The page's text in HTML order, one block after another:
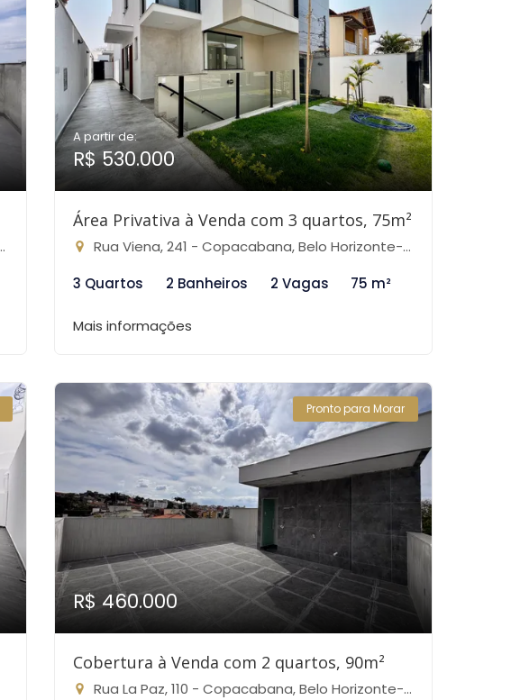
A partir de:
R$ 530.000
Área Privativa à Venda com 3 quartos, 75m²
Rua Viena, 241 - Copacabana, Belo Horizonte-MG
3 Quartos
2 Banheiros 2 Vagas 75 m²
Mais informações
Pronto para Morar
R$ 460.000
Cobertura à Venda com 2 quartos, 90m²
Rua La Paz, 110 - Copacabana, Belo Horizonte-MG